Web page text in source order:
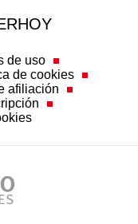
de cookies
afiliación